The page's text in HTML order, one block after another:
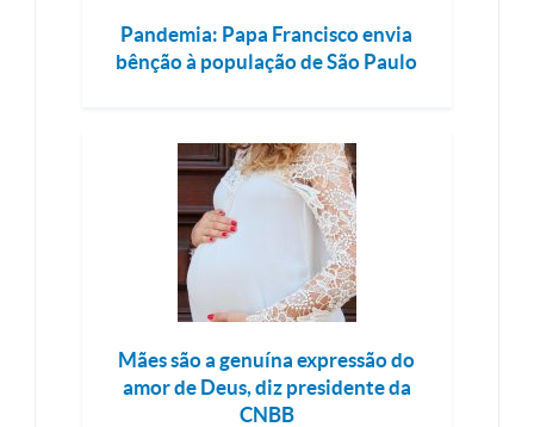
Pandemia: Papa Francisco envia
bênção à população de São Paulo
Mães são a genuína expressão do
amor de Deus, diz presidente da
CNBB